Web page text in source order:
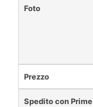
Foto
Prezzo
Spedito con Prime